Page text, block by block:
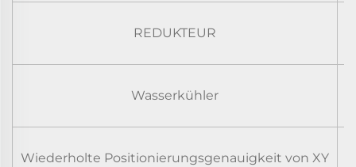
REDUKTEUR
Wasserkühler
Wiederholte Positionierungsgenauigkeit von XY